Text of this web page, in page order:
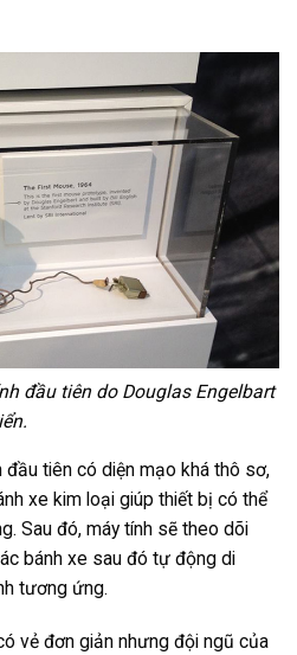
đầu tiên do Douglas Engelbart
đầu tiên có diện mạo khá thô sơ,
xe kim loại giúp thiết bị có thể
Sau đó, máy tính sẽ theo dõi
bánh xe sau đó tự động di
tương ứng.
vẻ đơn giản nhưng đội ngũ của